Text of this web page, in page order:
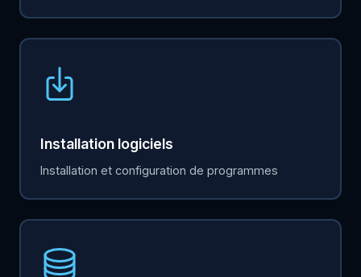
Installation logiciels
Installation et configuration de programmes